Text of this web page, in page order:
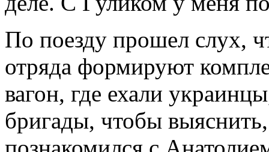
По поезду прошел слух,
отряда формируют
вагон, где ехали
бригады, чтобы